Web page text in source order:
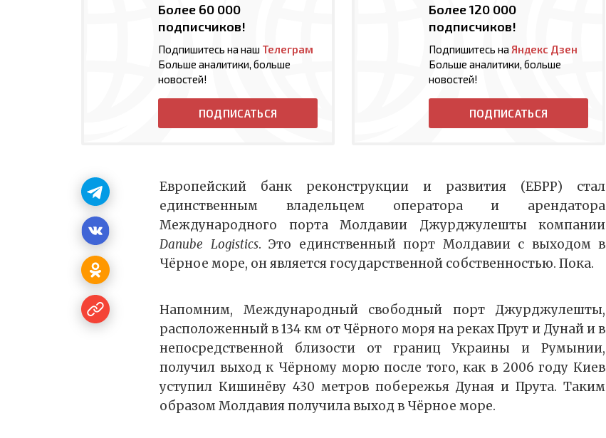
Более 60 000
подписчиков!
Подпишитесь на наш Телеграм
Больше аналитики, больше
новостей!
ПОДПИСАТЬСЯ
Более 120 000
подписчиков!
Подпишитесь на Яндекс Дзен
Больше аналитики, больше
новостей!
ПОДПИСАТЬСЯ
Европейский банк реконструкции и развития (ЕБРР) стал
единственным владельцем оператора и арендатора
Международного порта Молдавии Джурджулешты компании
Danube Logistics. Это единственный порт Молдавии с выходом в
Чёрное море, он является государственной собственностью. Пока.
Напомним, Международный cвободный порт Джурджулешты,
расположенный в 134 км от Чёрного моря на реках Прут и Дунай и в
непосредственной близости от границ Украины и Румынии,
получил выход к Чёрному морю после того, как в 2006 году Киев
уступил Кишинёву 430 метров побережья Дуная и Прута. Таким
образом Молдавия получила выход в Чёрное море.